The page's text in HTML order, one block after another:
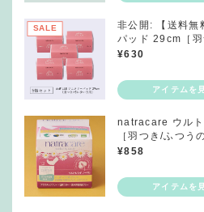
SALE
非公開: 【送料
パッド 29cm［羽
¥630
natracare ウル
［羽つき/ふつう
¥858